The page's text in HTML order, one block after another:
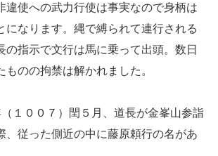
違使への武力行使は事実なので身柄は
になります。縄で縛られて連行される
の指示で文行は馬に乗って出頭。数日
ものの拘禁は解かれました。
１００７）閏５月、道長が金峯山参詣
、従った側近の中に藤原頼行の名があ